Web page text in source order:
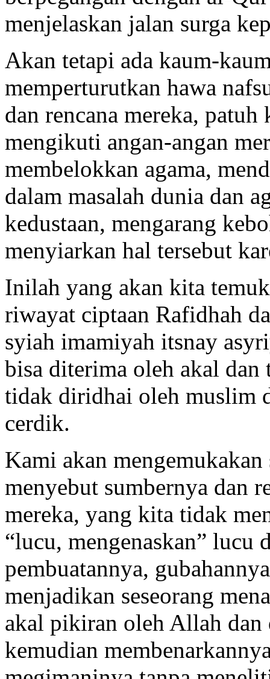
menjelaskan jalan surga
Akan tetapi ada kaum-
memperturutkan hawa
dan rencana mereka, patuh
mengikuti angan-angan
membelokkan agama,
dalam masalah dunia dan
kedustaan, mengarang
menyiarkan hal tersebut
Inilah yang akan kita
riwayat ciptaan Rafidhah
syiah imamiyah itsnay
bisa diterima oleh akal dan
tidak diridhai oleh muslim
cerdik.
Kami akan
menyebut sumbernya dan
mereka, yang kita tidak
“lucu, mengenaskan” lucu
pembuatannya,
menjadikan seseorang
akal pikiran oleh Allah dan
kemudian